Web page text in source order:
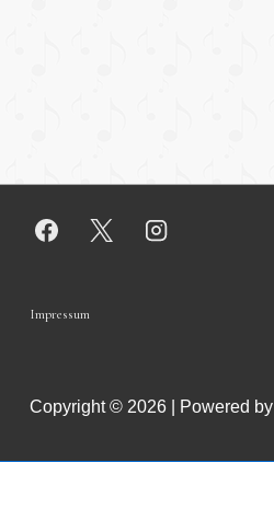
Footer-
Impressum
Copyright © 2026 | Powered by